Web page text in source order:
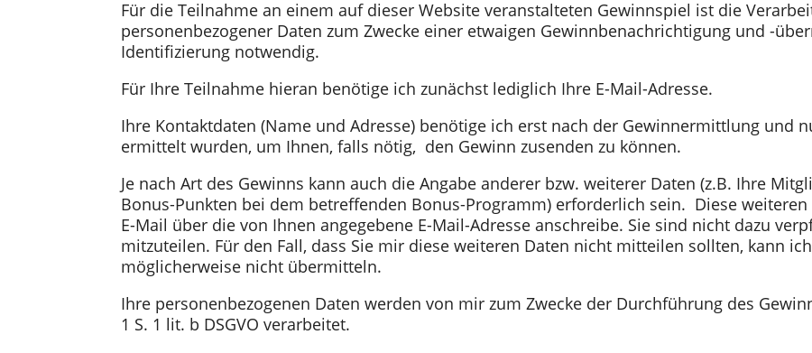
Für die Teilnahme an einem auf dieser Website veranstalteten Gewinnspiel ist die
personenbezogener Daten zum Zwecke einer etwaigen Gewinnbenachrichtigung und -
Identifizierung notwendig.
Für Ihre Teilnahme hieran benötige ich zunächst lediglich Ihre E-Mail-Adresse.
Ihre Kontaktdaten (Name und Adresse) benötige ich erst nach der Gewinnermittlung und
ermittelt wurden, um Ihnen, falls nötig, den Gewinn zusenden zu können.
Je nach Art des Gewinns kann auch die Angabe anderer bzw. weiterer Daten (z.B. Ihre
Bonus-Punkten bei dem betreffenden Bonus-Programm) erforderlich sein. Diese
E-Mail über die von Ihnen angegebene E-Mail-Adresse anschreibe. Sie sind nicht dazu
mitzuteilen. Für den Fall, dass Sie mir diese weiteren Daten nicht mitteilen sollten, kann
möglicherweise nicht übermitteln.
Ihre personenbezogenen Daten werden von mir zum Zwecke der Durchführung des
1 S. 1 lit. b DSGVO verarbeitet.